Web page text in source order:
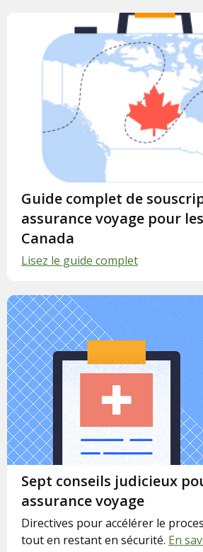
Guide complet de
assurance voyage pour
Canada
Lisez le guide complet
Sept conseils judicieux
assurance voyage
Directives pour accélérer le
tout en restant en sécurité. En